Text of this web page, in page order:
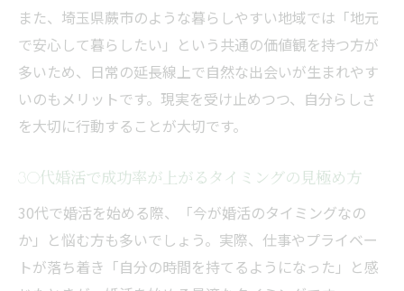
自分らしい婚活で成功率を上げるポイント
30代婚活で迷った時の成功率重視の判断法
また、埼玉県蕨市のような暮らしやすい地域では「地元
で安心して暮らしたい」という共通の価値観を持つ方が
多いため、日常の延長線上で自然な出会いが生まれやす
いのもメリットです。現実を受け止めつつ、自分らしさ
を大切に行動することが大切です。
30代婚活で成功率が上がるタイミングの見極め方
30代で婚活を始める際、「今が婚活のタイミングなの
か」と悩む方も多いでしょう。実際、仕事やプライベー
トが落ち着き「自分の時間を持てるようになった」と感